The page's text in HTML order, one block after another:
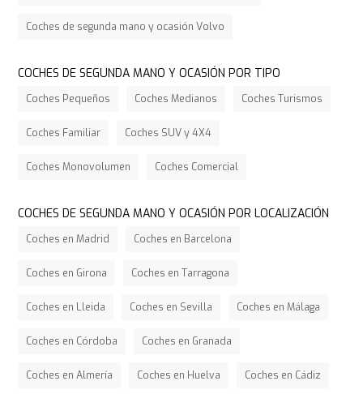
Coches de segunda mano y ocasión Volvo
COCHES DE SEGUNDA MANO Y OCASIÓN POR TIPO
Coches Pequeños Coches Medianos Coches Turismos
Coches Familiar Coches SUV y 4X4
Coches Monovolumen Coches Comercial
COCHES DE SEGUNDA MANO Y OCASIÓN POR LOCALIZACIÓN
Coches en Madrid Coches en Barcelona
Coches en Girona Coches en Tarragona
Coches en Lleida Coches en Sevilla Coches en Málaga
Coches en Córdoba Coches en Granada
Coches en Almería Coches en Huelva Coches en Cádiz